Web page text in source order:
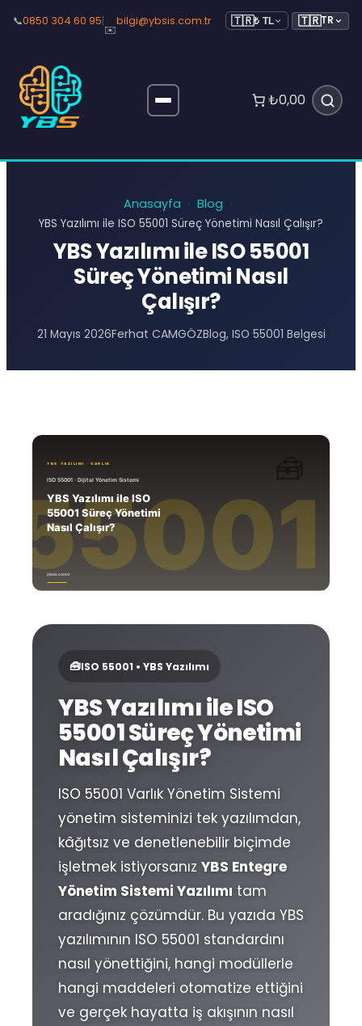
📞0850 304 60 95|
✉️
bilgi@ybsis.com.tr 🇹🇷₺ TL 🇹🇷TR
₺0,00
Anasayfa › Blog ›
YBS Yazılımı ile ISO 55001 Süreç Yönetimi Nasıl Çalışır?
YBS Yazılımı ile ISO 55001
Süreç Yönetimi Nasıl
Çalışır?
21 Mayıs 2026Ferhat CAMGÖZBlog, ISO 55001 Belgesi
🧰ISO 55001 • YBS Yazılımı
YBS Yazılımı ile ISO
55001 Süreç Yönetimi
Nasıl Çalışır?
ISO 55001 Varlık Yönetim Sistemi
yönetim sisteminizi tek yazılımdan,
kâğıtsız ve denetlenebilir biçimde
işletmek istiyorsanız YBS Entegre
Yönetim Sistemi Yazılımı tam
aradığınız çözümdür. Bu yazıda YBS
yazılımının ISO 55001 standardını
nasıl yönettiğini, hangi modüllerle
hangi maddeleri otomatize ettiğini
ve gerçek hayatta iş akışının nasıl